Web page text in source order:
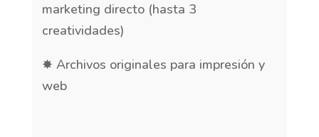
marketing directo (hasta 3
creatividades)
✸ Archivos originales para impresión y
web